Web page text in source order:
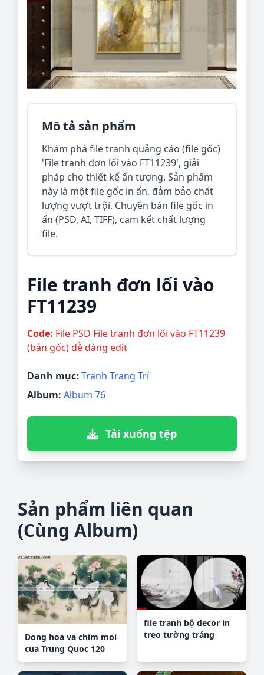
Mô tả sản phẩm
Khám phá file tranh quảng cáo (file gốc)
'File tranh đơn lối vào FT11239', giải
pháp cho thiết kế ấn tượng. Sản phẩm
này là một file gốc in ấn, đảm bảo chất
lượng vượt trội. Chuyên bán file gốc in
ấn (PSD, AI, TIFF), cam kết chất lượng
file.
File tranh đơn lối vào
FT11239
Code: File PSD File tranh đơn lối vào FT11239
(bản gốc) dễ dàng edit
Danh mục: Tranh Trang Trí
Album: Album 76
Tải xuống tệp
Sản phẩm liên quan
(Cùng Album)
Dong hoa va chim moi
cua Trung Quoc 120
file tranh bộ decor in
treo tường tráng